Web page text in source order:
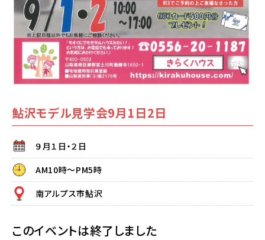
鮎沢モデル見学会9月1日2日
９月１日・２日
AM10時～PM5時
南アルプス市鮎沢
このイベントは終了しました